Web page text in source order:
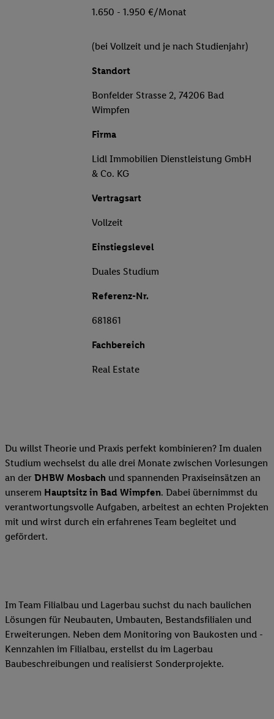
1.650 - 1.950 €/Monat
(bei Vollzeit und je nach Studienjahr)
Standort
Bonfelder Strasse 2, 74206 Bad
Wimpfen
Firma
Lidl Immobilien Dienstleistung GmbH
& Co. KG
Vertragsart
Vollzeit
Einstiegslevel
Duales Studium
Referenz-Nr.
681861
Fachbereich
Real Estate
Du willst Theorie und Praxis perfekt kombinieren? Im dualen
Studium wechselst du alle drei Monate zwischen Vorlesungen
an der DHBW Mosbach und spannenden Praxiseinsätzen an
unserem Hauptsitz in Bad Wimpfen. Dabei übernimmst du
verantwortungsvolle Aufgaben, arbeitest an echten Projekten
mit und wirst durch ein erfahrenes Team begleitet und
gefördert.
Im Team Filialbau und Lagerbau suchst du nach baulichen
Lösungen für Neubauten, Umbauten, Bestandsfilialen und
Erweiterungen. Neben dem Monitoring von Baukosten und -
Kennzahlen im Filialbau, erstellst du im Lagerbau
Baubeschreibungen und realisierst Sonderprojekte.